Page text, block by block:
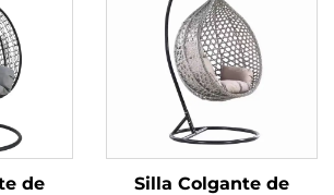
de
Silla Colgante de